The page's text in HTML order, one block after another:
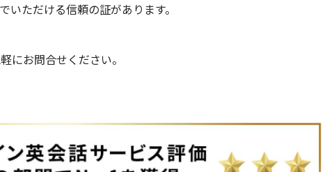
いただける信頼の証があります。
にお問合せください。